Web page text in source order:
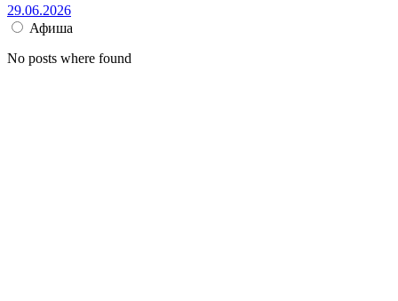
29.06.2026
Афиша
No posts where found